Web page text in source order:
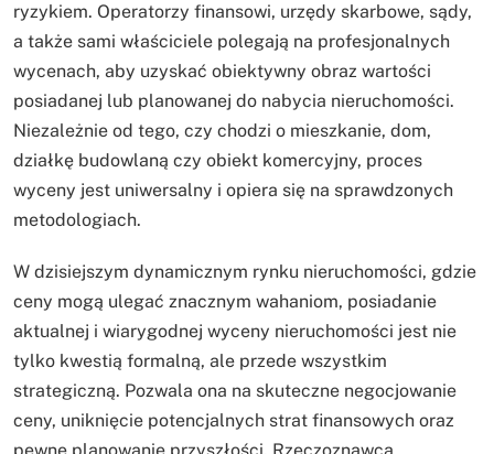
ryzykiem. Operatorzy finansowi, urzędy skarbowe, sądy,
a także sami właściciele polegają na profesjonalnych
wycenach, aby uzyskać obiektywny obraz wartości
posiadanej lub planowanej do nabycia nieruchomości.
Niezależnie od tego, czy chodzi o mieszkanie, dom,
działkę budowlaną czy obiekt komercyjny, proces
wyceny jest uniwersalny i opiera się na sprawdzonych
metodologiach.
W dzisiejszym dynamicznym rynku nieruchomości, gdzie
ceny mogą ulegać znacznym wahaniom, posiadanie
aktualnej i wiarygodnej wyceny nieruchomości jest nie
tylko kwestią formalną, ale przede wszystkim
strategiczną. Pozwala ona na skuteczne negocjowanie
ceny, uniknięcie potencjalnych strat finansowych oraz